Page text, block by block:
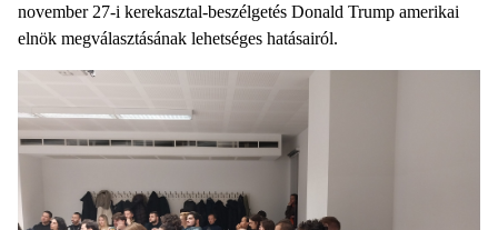
november 27-i kerekasztal-beszélgetés Donald Trump amerikai
elnök megválasztásának lehetséges hatásairól.